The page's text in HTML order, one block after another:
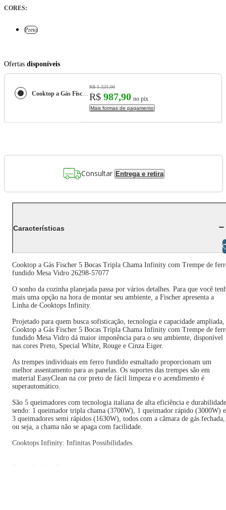
CORES:
Preto
Ofertas disponíveis
Cooktop a Gás Fischer 5 Bocas Tripla Chama Infinity com Trempe de ferro fundido Mesa Vidro 26298-57077
R$ 1.221,00
R$ 987,90 no pix
Mais formas de pagamento
Consultar Entrega e retira
Características
Cooktop a Gás Fischer 5 Bocas Tripla Chama Infinity com Trempe de
fundido Mesa Vidro 26298-57077
O sonho da cozinha planejada passa por vários detalhes. Para que você
mais uma opção na hora de montar seu ambiente, a Fischer apresenta a
Linha de Cooktops Infinity.
Projetado para quem busca sofisticação, tecnologia e capacidade ampliada,
Cooktop a Gás Fischer 5 Bocas Tripla Chama Infinity com Trempe de
fundido Mesa Vidro dá maior imponência para o seu ambiente, disponível
nas cores Preto, Special White, Rouge e Cinza Eiger.
As trempes individuais em ferro fundido esmaltado proporcionam um
melhor assentamento para as panelas. Os suportes das trempes são em
material EasyClean na cor preto de fácil limpeza e o acendimento é
superautomático.
São 5 queimadores com tecnologia italiana de alta eficiência e
sendo: 1 queimador tripla chama (3700W), 1 queimador rápido (3000W) e
3 queimadores semi rápidos (1630W), todos com a câmara de gás fechada,
ou seja, a chama não se apaga com facilidade.
Cooktops Infinity: Infinitas Possibilidades.